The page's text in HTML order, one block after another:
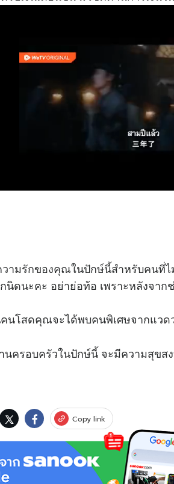
ามรักของคุณในปักษ์นี้สำหรับคนที่
นิดนะคะ อย่าย่อท้อ เพราะหลังจาก
นโสดคุณจะได้พบคนพิเศษจากแวด
นครอบครัวในปักษ์นี้ จะมีความสุข
Copy link